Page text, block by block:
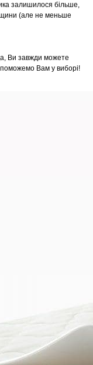
залишилося більше,
(але не меньше
Ви завжди можете
Вам у виборі!